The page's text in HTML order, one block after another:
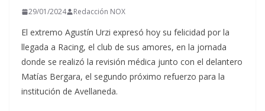
29/01/2024 Redacción NOX
El extremo Agustín Urzi expresó hoy su felicidad por la
llegada a Racing, el club de sus amores, en la jornada
donde se realizó la revisión médica junto con el delantero
Matías Bergara, el segundo próximo refuerzo para la
institución de Avellaneda.